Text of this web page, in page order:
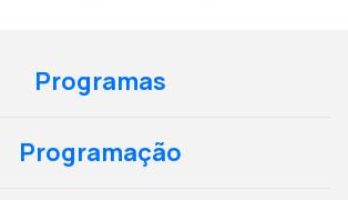
Programas
Programação